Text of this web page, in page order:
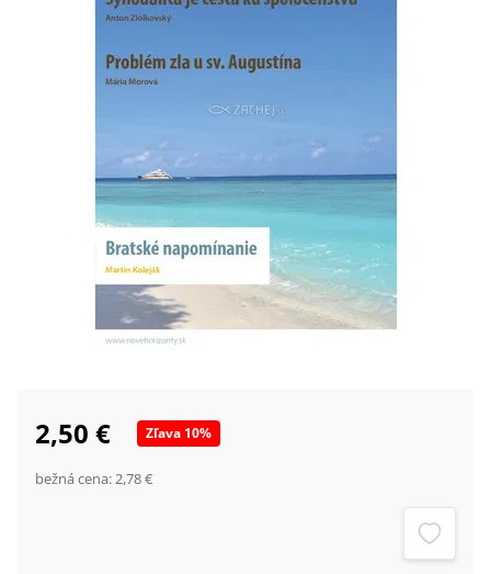
2,50 € Zľava 10%
bežná cena:2,78 €